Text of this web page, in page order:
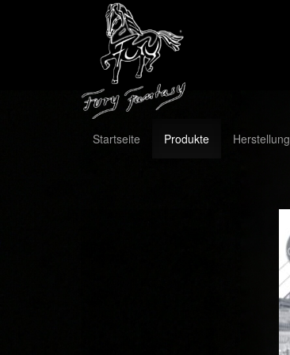
Startseite Produkte Herstellung